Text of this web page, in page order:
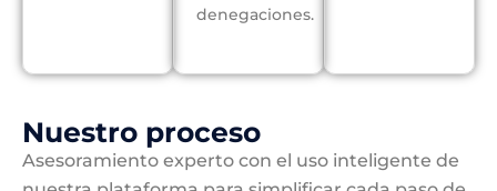
denegaciones.
Nuestro proceso
Asesoramiento experto con el uso inteligente de